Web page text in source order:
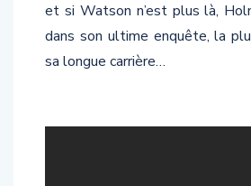
et si Watson n’est plus là,
dans son ultime enquête, la
sa longue carrière…